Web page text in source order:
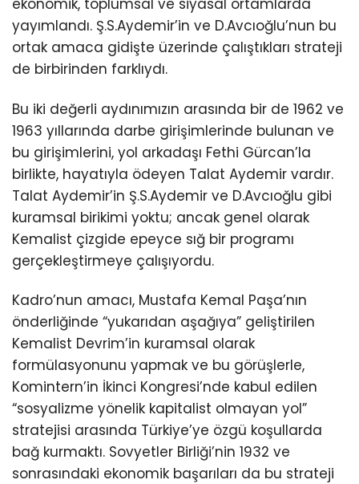
ekonomik, toplumsal ve siyasal ortamlarda
yayımlandı. Ş.S.Aydemir’in ve D.Avcıoğlu’nun bu
ortak amaca gidişte üzerinde çalıştıkları strateji
de birbirinden farklıydı.
Bu iki değerli aydınımızın arasında bir de 1962 ve
1963 yıllarında darbe girişimlerinde bulunan ve
bu girişimlerini, yol arkadaşı Fethi Gürcan’la
birlikte, hayatıyla ödeyen Talat Aydemir vardır.
Talat Aydemir’in Ş.S.Aydemir ve D.Avcıoğlu gibi
kuramsal birikimi yoktu; ancak genel olarak
Kemalist çizgide epeyce sığ bir programı
gerçekleştirmeye çalışıyordu.
Kadro’nun amacı, Mustafa Kemal Paşa’nın
önderliğinde “yukarıdan aşağıya” geliştirilen
Kemalist Devrim’in kuramsal olarak
formülasyonunu yapmak ve bu görüşlerle,
Komintern’in İkinci Kongresi’nde kabul edilen
“sosyalizme yönelik kapitalist olmayan yol”
stratejisi arasında Türkiye’ye özgü koşullarda
bağ kurmaktı. Sovyetler Birliği’nin 1932 ve
sonrasındaki ekonomik başarıları da bu strateji